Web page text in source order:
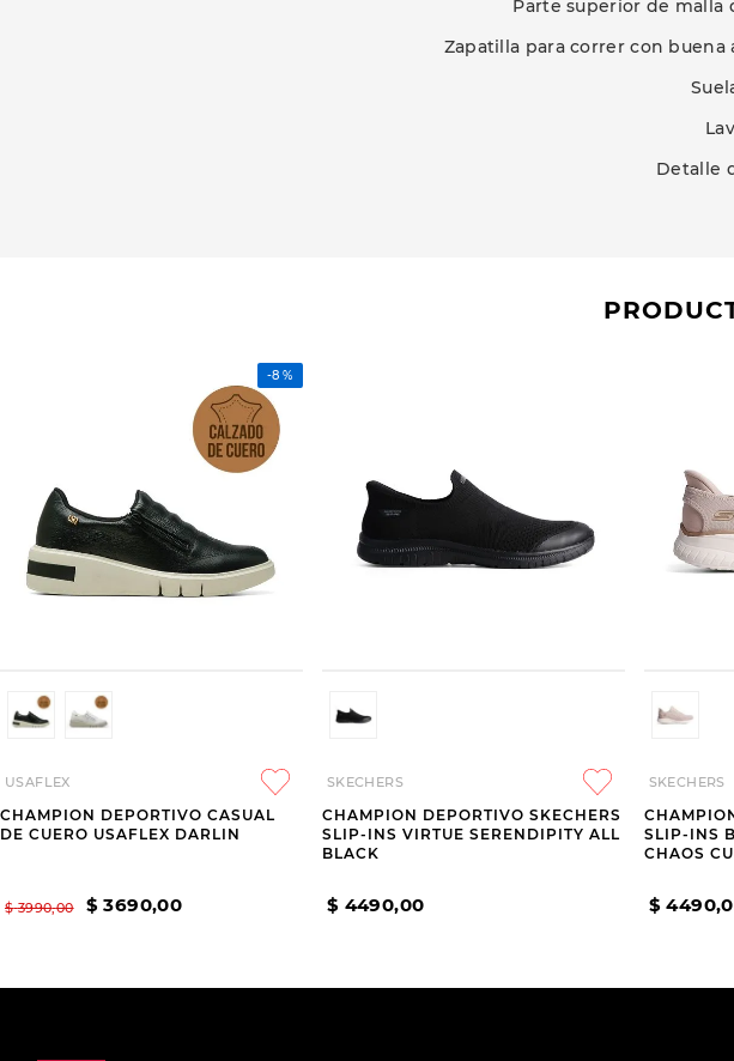
Parte superior de malla
Zapatilla para correr con
Detalle
-8 %
USAFLEX
CHAMPION DEPORTIVO CASUAL
DE CUERO USAFLEX DARLIN
$ 3990,00 $ 3690,00
SKECHERS
CHAMPION DEPORTIVO SKECHERS
SLIP-INS VIRTUE SERENDIPITY ALL
BLACK
$ 4490,00
SKECHERS
SLIP-INS
CHAOS
$ 4490,